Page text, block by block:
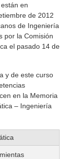
en
de 2012
de Ingeniería
por la Comisión
el pasado 14 de
y de este curso
en la Memoria
– Ingeniería